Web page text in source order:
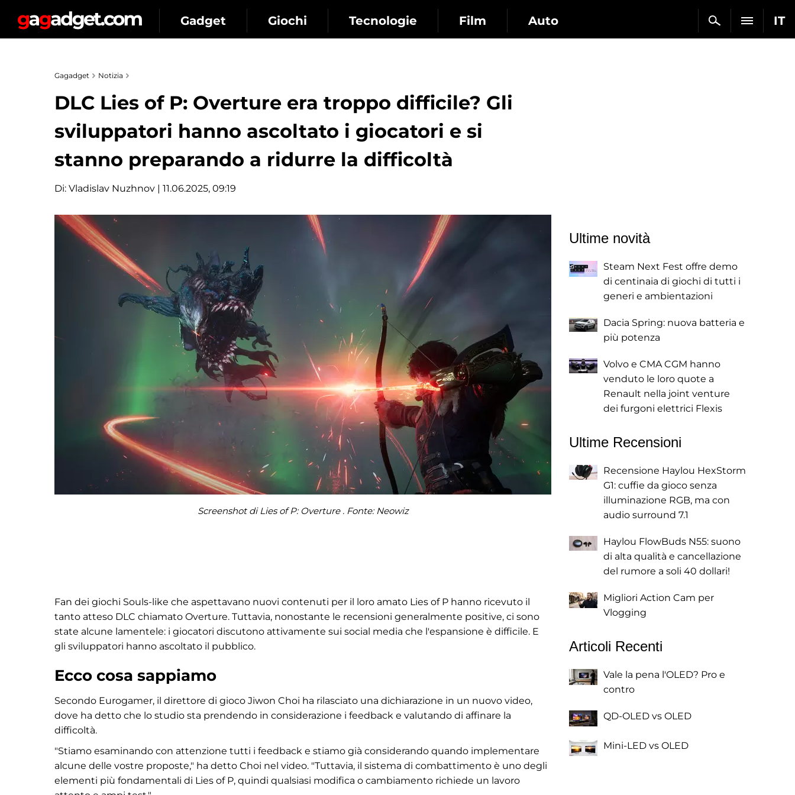
IT
Gadget Giochi Tecnologie Film Auto
Gagadget Notizia
DLC Lies of P: Overture era troppo difficile? Gli
sviluppatori hanno ascoltato i giocatori e si
stanno preparando a ridurre la difficoltà
Di: Vladislav Nuzhnov | 11.06.2025, 09:19
Screenshot di Lies of P: Overture . Fonte: Neowiz
Fan dei giochi Souls-like che aspettavano nuovi contenuti per il loro amato Lies of P hanno ricevuto il
tanto atteso DLC chiamato Overture. Tuttavia, nonostante le recensioni generalmente positive, ci sono
state alcune lamentele: i giocatori discutono attivamente sui social media che l'espansione è difficile. E
gli sviluppatori hanno ascoltato il pubblico.
Ecco cosa sappiamo
Secondo Eurogamer, il direttore di gioco Jiwon Choi ha rilasciato una dichiarazione in un nuovo video,
dove ha detto che lo studio sta prendendo in considerazione i feedback e valutando di affinare la
difficoltà.
"Stiamo esaminando con attenzione tutti i feedback e stiamo già considerando quando implementare
alcune delle vostre proposte," ha detto Choi nel video. "Tuttavia, il sistema di combattimento è uno degli
elementi più fondamentali di Lies of P, quindi qualsiasi modifica o cambiamento richiede un lavoro
Ultime novità
Steam Next Fest offre demo
di centinaia di giochi di tutti i
generi e ambientazioni
Dacia Spring: nuova batteria e
più potenza
Volvo e CMA CGM hanno
venduto le loro quote a
Renault nella joint venture
dei furgoni elettrici Flexis
Ultime Recensioni
Recensione Haylou HexStorm
G1: cuffie da gioco senza
illuminazione RGB, ma con
audio surround 7.1
Haylou FlowBuds N55: suono
di alta qualità e cancellazione
del rumore a soli 40 dollari!
Migliori Action Cam per
Vlogging
Articoli Recenti
Vale la pena l'OLED? Pro e
contro
QD-OLED vs OLED
Mini-LED vs OLED